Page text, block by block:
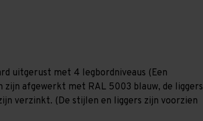
uitgerust met 4 legbordniveaus (Een
zijn afgewerkt met RAL 5003 blauw, de liggers
verzinkt. (De stijlen en liggers zijn voorzien